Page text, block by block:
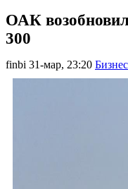
ОАК
300
finbi 31-мар, 23:20 Бизнес